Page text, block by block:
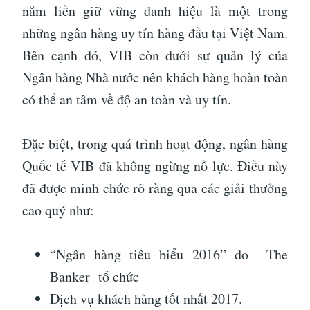
năm liền giữ vững danh hiệu là một trong
những ngân hàng uy tín hàng đầu tại Việt Nam.
Bên cạnh đó, VIB còn dưới sự quản lý của
Ngân hàng Nhà nước nên khách hàng hoàn toàn
có thể an tâm về độ an toàn và uy tín.
Đặc biệt, trong quá trình hoạt động, ngân hàng
Quốc tế VIB đã không ngừng nỗ lực. Điều này
đã được minh chức rõ ràng qua các giải thưởng
cao quý như:
“Ngân hàng tiêu biểu 2016” do The
Banker tổ chức
Dịch vụ khách hàng tốt nhất 2017.